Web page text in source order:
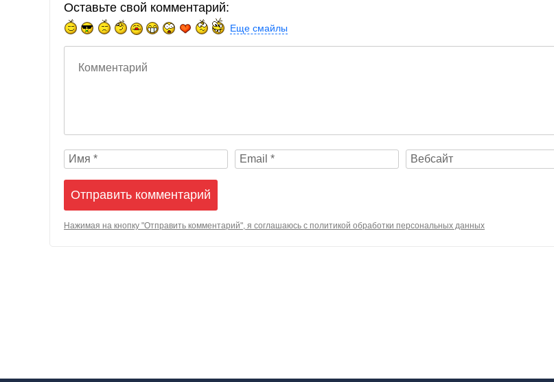
Оставьте свой комментарий:
Еще смайлы
Нажимая на кнопку "Отправить комментарий", я соглашаюсь с политикой обработки персональных данных